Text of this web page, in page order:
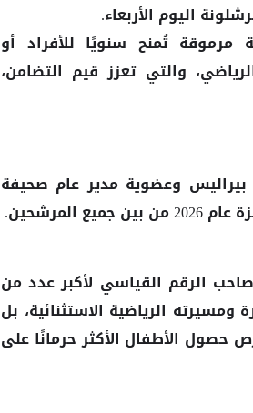
اليوم الأربعاء.
مرموقة تُمنح سنويًا للأفراد أو
والتي تعزز قيم التضامن،
بيراليس وعضوية مدير عام صحيفة
جميع المرشحين.
صاحب الرقم القياسي لأكبر عدد من
الرياضية الاستثنائية، بل
حصول الأطفال الأكثر حرمانًا على